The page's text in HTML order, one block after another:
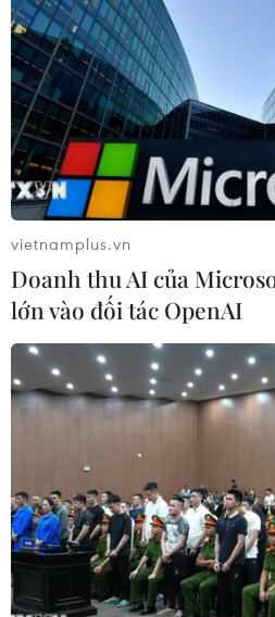
Ông Vũ Tiến Lộc Chủ tịch
Công nghiệp Việt Nam cho
nay, Trung Quốc 13 năm
mại lớn nhất Việt Nam.
Ông Lý Bảo Đông, Tổng Thư ký
biểu tại diễn đàn. (Ảnh:
Ngày 20/12, tại Hà Nội, Đại
tại Việt Nam, Bộ Ngoại
Nhân dân thành phố Hà
vietnamplus.vn
Doanh thu AI của
lớn vào đối tác OpenAI